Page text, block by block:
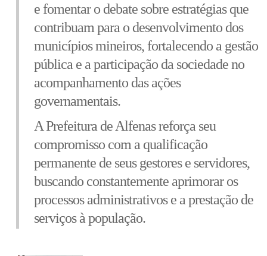
e fomentar o debate sobre estratégias que
contribuam para o desenvolvimento dos
municípios mineiros, fortalecendo a gestão
pública e a participação da sociedade no
acompanhamento das ações
governamentais.
A Prefeitura de Alfenas reforça seu
compromisso com a qualificação
permanente de seus gestores e servidores,
buscando constantemente aprimorar os
processos administrativos e a prestação de
serviços à população.